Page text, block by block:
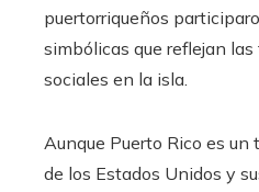
puertorriqueños
simbólicas que reflejan
sociales en la isla.
Aunque Puerto Rico es
de los Estados Unidos y